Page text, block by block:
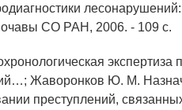
СО РАН, 2006. - 109 с.
Жаворонков Ю. М.
преступлений,